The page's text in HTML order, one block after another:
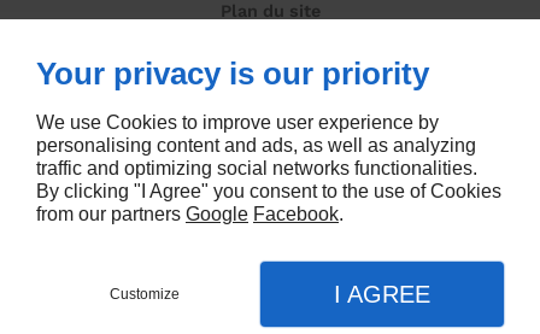
Plan du site
Suivez-nous
Appel
Your privacy is our priority
We use Cookies to improve user experience by
personalising content and ads, as well as analyzing
traffic and optimizing social networks functionalities.
By clicking "I Agree" you consent to the use of Cookies
from our partners Google Facebook.
Customize I AGREE